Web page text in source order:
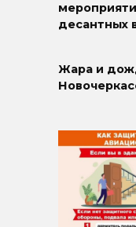
десантных
Жара и